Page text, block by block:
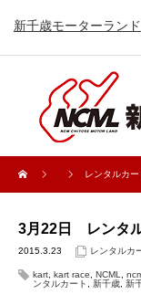
新千歳モーターランド
レンタルカー
3月22日 レンタ
2015.3.23 レンタルカ
kart kart race NCML
ンタルカート
新千歳 新